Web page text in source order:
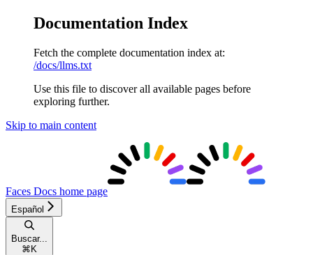
Documentation Index
Fetch the complete documentation index at:
/docs/llms.txt
Use this file to discover all available pages before
exploring further.
Skip to main content
Faces Docs home page
Español
Buscar...
⌘ K